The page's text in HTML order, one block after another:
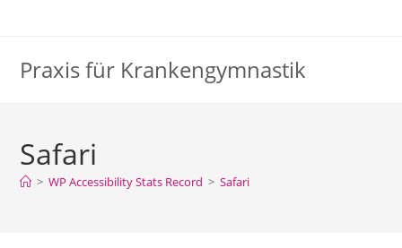
Praxis für Krankengymnastik
Safari
> WP Accessibility Stats Record > Safari